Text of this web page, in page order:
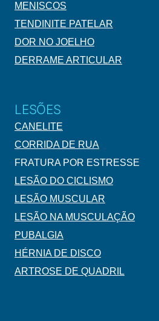
MENISCOS
TENDINITE PATELAR
DOR NO JOELHO
DERRAME ARTICULAR
LESÕES
CANELITE
CORRIDA DE RUA
FRATURA POR ESTRESSE
LESÃO DO CICLISMO
LESÃO MUSCULAR
LESÃO NA MUSCULAÇÃO
PUBALGIA
HÉRNIA DE DISCO
ARTROSE DE QUADRIL